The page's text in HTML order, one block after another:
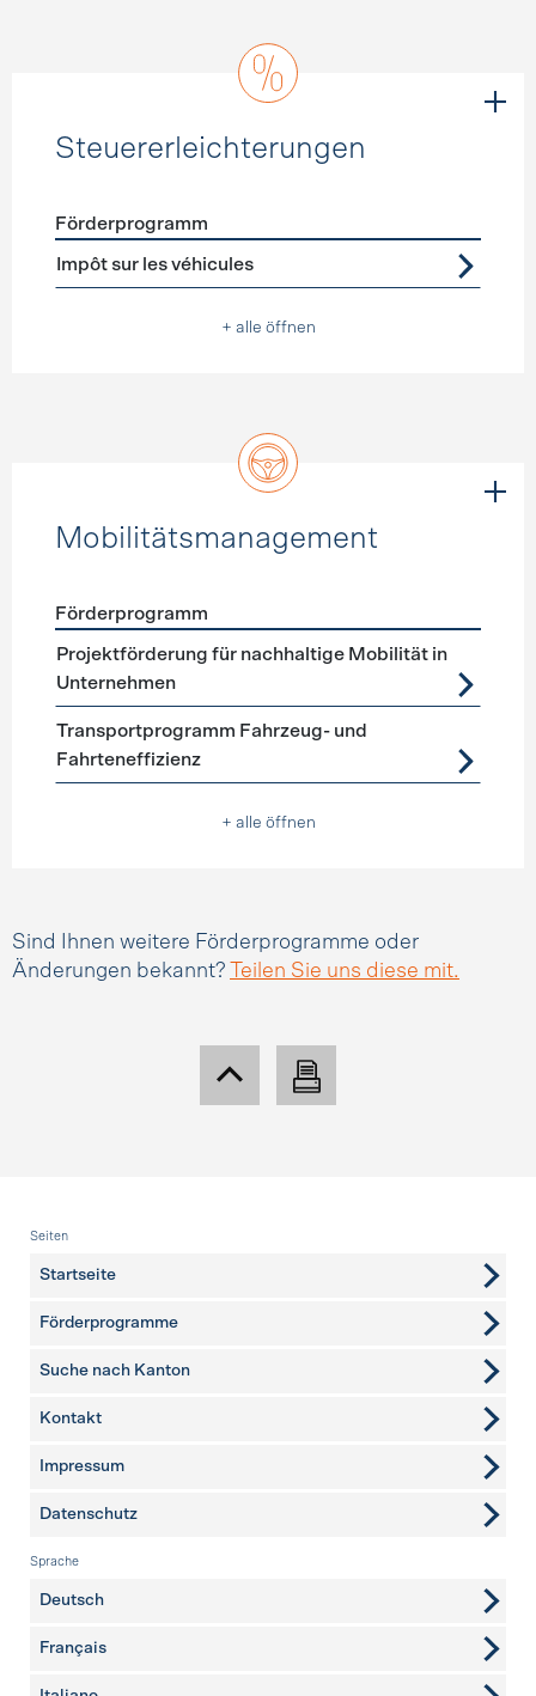
Steuererleichterungen
Förderprogramme Steuererleichterungen
Förderprogramm
Impôt sur les véhicules
+ alle öffnen
Mobilitätsmanagement
Förderprogramme Mobilitätsmanagement
Förderprogramm
Projektförderung für nachhaltige Mobilität in
Unternehmen
Transportprogramm Fahrzeug- und
Fahrteneffizienz
+ alle öffnen
Sind Ihnen weitere Förderprogramme oder
Änderungen bekannt?
Teilen Sie uns diese mit.
Fusszeile
Seiten
Startseite
Förderprogramme
Suche nach Kanton
weitere Seiten
Kontakt
Impressum
Datenschutz
Sprache
Deutsch
Français